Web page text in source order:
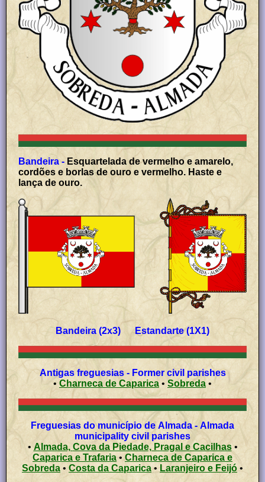
Bandeira - Esquartelada de vermelho e amarelo,
cordões e borlas de ouro e vermelho. Haste e
lança de ouro.
Bandeira (2x3) Estandarte (1X1)
Antigas freguesias - Former civil parishes
•
Charneca de Caparica • Sobreda •
Freguesias do município de Almada - Almada
municipality civil parishes
•
Almada, Cova da Piedade, Pragal e Cacilhas•
Caparica e Trafaria • Charneca de Caparica e
Sobreda • Costa da Caparica• Laranjeiro e Feijó •